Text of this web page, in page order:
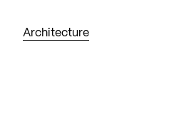
Architecture